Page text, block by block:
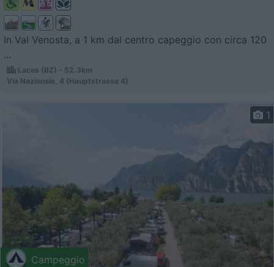
In Val Venosta, a 1 km dal centro capeggio con circa 120
...
Laces (BZ) - 52.3km
Via Nazionale, 4 (Hauptstrasse 4)
Campeggio
1